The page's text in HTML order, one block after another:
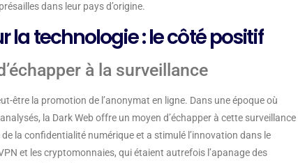
dans leur pays d’origine.
la technologie : le côté positif
à la surveillance
être la promotion de l’anonymat en ligne. Dans une époque où
la Dark Web offre un moyen d’échapper à cette surveillance
la confidentialité numérique et a stimulé l’innovation dans le
et les cryptomonnaies, qui étaient autrefois l’apanage des